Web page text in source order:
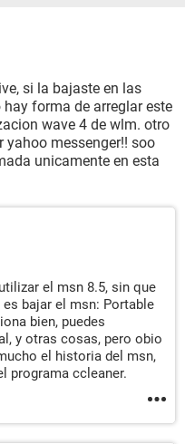
si la bajaste en las
forma de arreglar este
wave 4 de wlm. otro
messenger!! soo
unicamente en esta
el msn 8.5, sin que
bajar el msn: Portable
bien, puedes
y otras cosas, pero obio
el historia del msn,
programa ccleaner.